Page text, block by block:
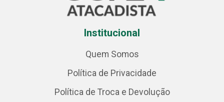
Institucional
Quem Somos
Política de Privacidade
Política de Troca e Devolução